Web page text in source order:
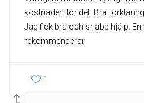
kostnaden för det. Bra
Jag fick bra och snabb hjälp. En
rekommenderar.
1